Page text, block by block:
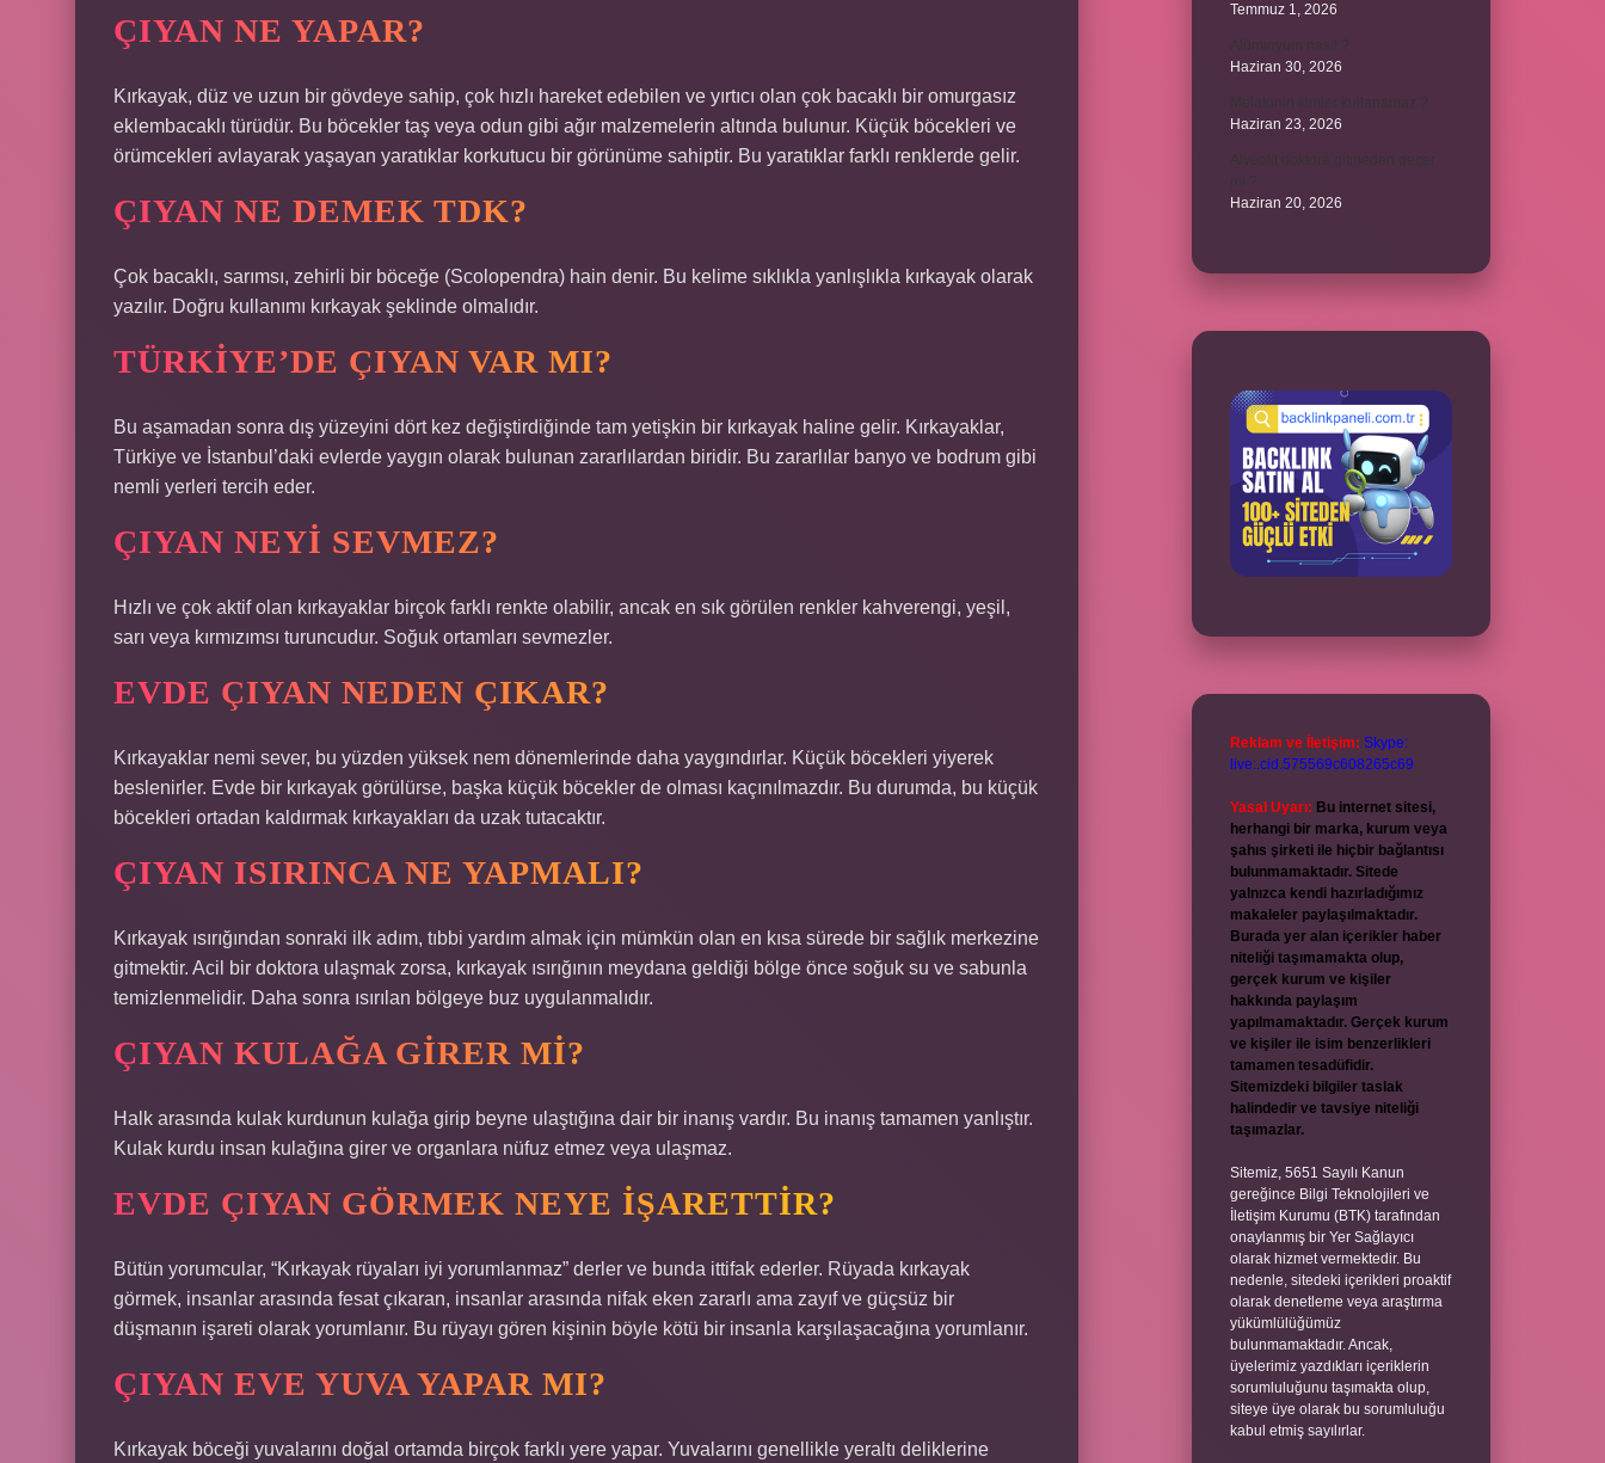
ÇIYAN NE YAPAR?
Kırkayak, düz ve uzun bir gövdeye sahip, çok hızlı hareket edebilen ve yırtıcı olan çok bacaklı bir omurgasız
eklembacaklı türüdür. Bu böcekler taş veya odun gibi ağır malzemelerin altında bulunur. Küçük böcekleri ve
örümcekleri avlayarak yaşayan yaratıklar korkutucu bir görünüme sahiptir. Bu yaratıklar farklı renklerde gelir.
ÇIYAN NE DEMEK TDK?
Çok bacaklı, sarımsı, zehirli bir böceğe (Scolopendra) hain denir. Bu kelime sıklıkla yanlışlıkla kırkayak olarak
yazılır. Doğru kullanımı kırkayak şeklinde olmalıdır.
TÜRKIYE’DE ÇIYAN VAR MI?
Bu aşamadan sonra dış yüzeyini dört kez değiştirdiğinde tam yetişkin bir kırkayak haline gelir. Kırkayaklar,
Türkiye ve İstanbul’daki evlerde yaygın olarak bulunan zararlılardan biridir. Bu zararlılar banyo ve bodrum gibi
nemli yerleri tercih eder.
ÇIYAN NEYI SEVMEZ?
Hızlı ve çok aktif olan kırkayaklar birçok farklı renkte olabilir, ancak en sık görülen renkler kahverengi, yeşil,
sarı veya kırmızımsı turuncudur. Soğuk ortamları sevmezler.
EVDE ÇIYAN NEDEN ÇIKAR?
Kırkayaklar nemi sever, bu yüzden yüksek nem dönemlerinde daha yaygındırlar. Küçük böcekleri yiyerek
beslenirler. Evde bir kırkayak görülürse, başka küçük böcekler de olması kaçınılmazdır. Bu durumda, bu küçük
böcekleri ortadan kaldırmak kırkayakları da uzak tutacaktır.
ÇIYAN ISIRINCA NE YAPMALI?
Kırkayak ısırığından sonraki ilk adım, tıbbi yardım almak için mümkün olan en kısa sürede bir sağlık merkezine
gitmektir. Acil bir doktora ulaşmak zorsa, kırkayak ısırığının meydana geldiği bölge önce soğuk su ve sabunla
temizlenmelidir. Daha sonra ısırılan bölgeye buz uygulanmalıdır.
ÇIYAN KULAĞA GIRER MI?
Halk arasında kulak kurdunun kulağa girip beyne ulaştığına dair bir inanış vardır. Bu inanış tamamen yanlıştır.
Kulak kurdu insan kulağına girer ve organlara nüfuz etmez veya ulaşmaz.
EVDE ÇIYAN GÖRMEK NEYE IŞARETTIR?
Bütün yorumcular, “Kırkayak rüyaları iyi yorumlanmaz” derler ve bunda ittifak ederler. Rüyada kırkayak
görmek, insanlar arasında fesat çıkaran, insanlar arasında nifak eken zararlı ama zayıf ve güçsüz bir
düşmanın işareti olarak yorumlanır. Bu rüyayı gören kişinin böyle kötü bir insanla karşılaşacağına yorumlanır.
ÇIYAN EVE YUVA YAPAR MI?
Kırkayak böceği yuvalarını doğal ortamda birçok farklı yere yapar. Yuvalarını genellikle yeraltı deliklerine
Temmuz 1, 2026
Alüminyum nasıl ?
Haziran 30, 2026
Melatonin kimler kullanamaz ?
Haziran 23, 2026
Alveolit doktora gitmeden geçer
mi ?
Haziran 20, 2026
Reklam ve İletişim: Skype:
live:.cid.575569c608265c69
Yasal Uyarı: Bu internet sitesi,
herhangi bir marka, kurum veya
şahıs şirketi ile hiçbir bağlantısı
bulunmamaktadır. Sitede
yalnızca kendi hazırladığımız
makaleler paylaşılmaktadır.
Burada yer alan içerikler haber
niteliği taşımamakta olup,
gerçek kurum ve kişiler
hakkında paylaşım
yapılmamaktadır. Gerçek kurum
ve kişiler ile isim benzerlikleri
tamamen tesadüfidir.
Sitemizdeki bilgiler taslak
halindedir ve tavsiye niteliği
taşımazlar.
Sitemiz, 5651 Sayılı Kanun
gereğince Bilgi Teknolojileri ve
İletişim Kurumu (BTK) tarafından
onaylanmış bir Yer Sağlayıcı
olarak hizmet vermektedir. Bu
nedenle, sitedeki içerikleri proaktif
olarak denetleme veya araştırma
yükümlülüğümüz
bulunmamaktadır. Ancak,
üyelerimiz yazdıkları içeriklerin
sorumluluğunu taşımakta olup,
siteye üye olarak bu sorumluluğu
kabul etmiş sayılırlar.